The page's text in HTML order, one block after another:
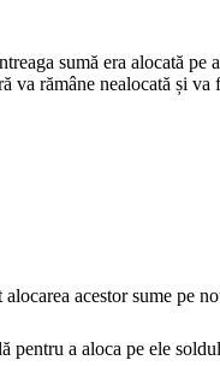
sumă era alocată pe
va rămâne nealocată și
acestor sume pe
pentru a aloca pe ele